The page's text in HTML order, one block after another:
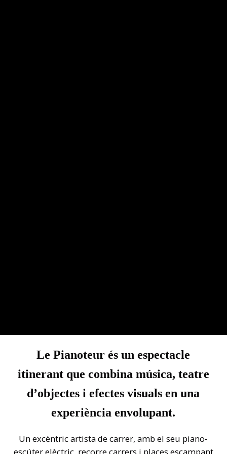
Le Pianoteur és un espectacle
itinerant que combina música, teatre
d’objectes i efectes visuals en una
experiència envolupant.
Un excèntric artista de carrer, amb el seu piano-
escúter elèctric, recorre carrers i places escampant